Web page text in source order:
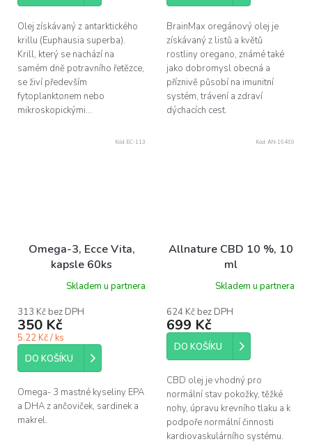
Olej získávaný z antarktického
krillu (Euphausia superba).
Krill, který se nachází na
samém dně potravního řetězce,
se živí především
fytoplanktonem nebo
mikroskopickými...
BrainMax oregánový olej je
získávaný z listů a květů
rostliny oregano, známé také
jako dobromysl obecná a
příznivě působí na imunitní
systém, trávení a zdraví
dýchacích cest.
Omega-3, Ecce Vita,
kapsle 60ks
Skladem u partnera
313 Kč bez DPH
350 Kč
5.22 Kč / ks
DO KOŠÍKU
Omega- 3 mastné kyseliny EPA
a DHA z ančoviček, sardinek a
makrel.
Kód: EC-113
Allnature CBD 10 %, 10
ml
Skladem u partnera
624 Kč bez DPH
699 Kč
DO KOŠÍKU
CBD olej je vhodný pro
normální stav pokožky, těžké
nohy, úpravu krevního tlaku a k
podpoře normální činnosti
kardiovaskulárního systému.
Kód: AN-16469